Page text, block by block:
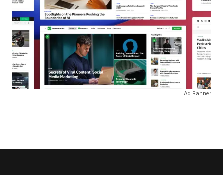
Ad Banner